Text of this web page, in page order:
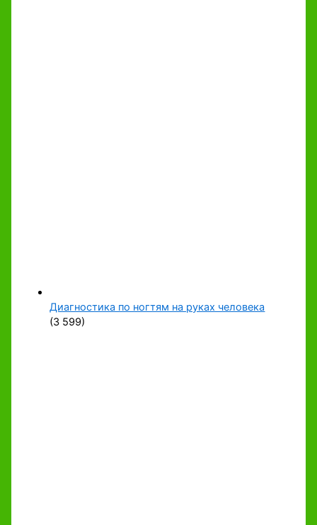
Диагностика по ногтям на руках человека
(3 599)